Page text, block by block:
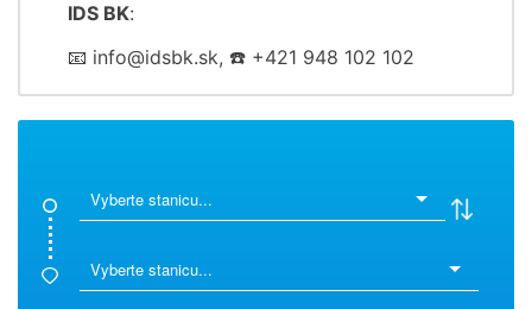
IDS BK:
📧 info@idsbk.sk, ☎️ +421 948 102 102